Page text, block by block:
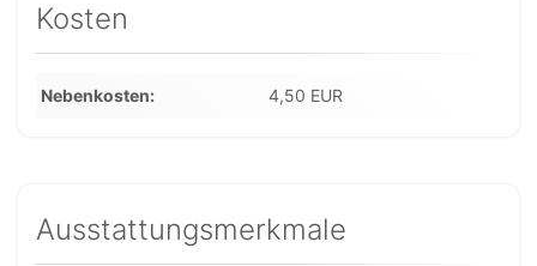
Kosten
Nebenkosten 4,50 EUR
Ausstattungsmerkmale